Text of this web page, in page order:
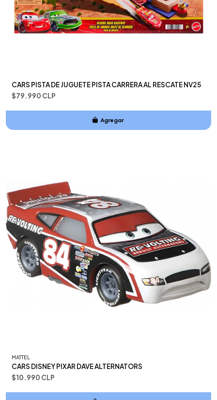
CARS PISTA DE JUGUETE PISTA CARRERA AL RESCATE NV25
$79.990 CLP
Agregar
MATTEL
CARS DISNEY PIXAR DAVE ALTERNATORS
$10.990 CLP